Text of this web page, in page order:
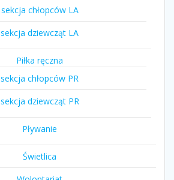
sekcja chłopców LA
sekcja dziewcząt LA
Piłka ręczna
sekcja chłopców PR
sekcja dziewcząt PR
Pływanie
Świetlica